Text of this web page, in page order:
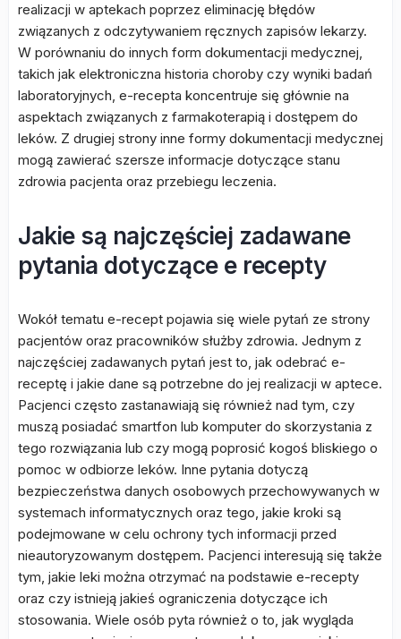
realizacji w aptekach poprzez eliminację błędów
związanych z odczytywaniem ręcznych zapisów lekarzy.
W porównaniu do innych form dokumentacji medycznej,
takich jak elektroniczna historia choroby czy wyniki badań
laboratoryjnych, e-recepta koncentruje się głównie na
aspektach związanych z farmakoterapią i dostępem do
leków. Z drugiej strony inne formy dokumentacji medycznej
mogą zawierać szersze informacje dotyczące stanu
zdrowia pacjenta oraz przebiegu leczenia.
Jakie są najczęściej zadawane
pytania dotyczące e recepty
Wokół tematu e-recept pojawia się wiele pytań ze strony
pacjentów oraz pracowników służby zdrowia. Jednym z
najczęściej zadawanych pytań jest to, jak odebrać e-
receptę i jakie dane są potrzebne do jej realizacji w aptece.
Pacjenci często zastanawiają się również nad tym, czy
muszą posiadać smartfon lub komputer do skorzystania z
tego rozwiązania lub czy mogą poprosić kogoś bliskiego o
pomoc w odbiorze leków. Inne pytania dotyczą
bezpieczeństwa danych osobowych przechowywanych w
systemach informatycznych oraz tego, jakie kroki są
podejmowane w celu ochrony tych informacji przed
nieautoryzowanym dostępem. Pacjenci interesują się także
tym, jakie leki można otrzymać na podstawie e-recepty
oraz czy istnieją jakieś ograniczenia dotyczące ich
stosowania. Wiele osób pyta również o to, jak wygląda